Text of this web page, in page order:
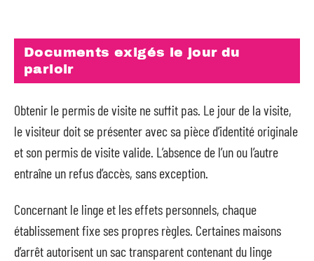
Documents exigés le jour du
parloir
Obtenir le permis de visite ne suffit pas. Le jour de la visite,
le visiteur doit se présenter avec sa pièce d’identité originale
et son permis de visite valide. L’absence de l’un ou l’autre
entraîne un refus d’accès, sans exception.
Concernant le linge et les effets personnels, chaque
établissement fixe ses propres règles. Certaines maisons
d’arrêt autorisent un sac transparent contenant du linge